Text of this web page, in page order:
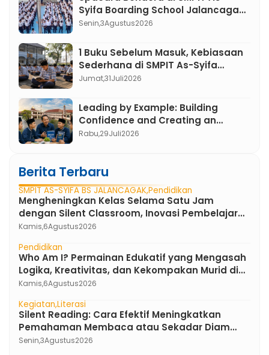
Syifa Boarding School Jalancagak:
Menumbuhkan Karakter Pemimpin
Senin,3Agustus2026
1 Buku Sebelum Masuk, Kebiasaan
Sederhana di SMPIT As-Syifa
Boarding School yang Mengubah
Jumat,31Juli2026
Leading by Example: Building
Confidence and Creating an
English Atmosphere in the First 3
Rabu,29Juli2026
Berita Terbaru
SMPIT AS-SYIFA BS JALANCAGAKPendidikan
Mengheningkan Kelas Selama Satu Jam
dengan Silent Classroom, Inovasi Pembelajaran
Bahasa Indonesia di SMPIT As-Syifa Boarding
Kamis,6Agustus2026
Pendidikan
Who Am I? Permainan Edukatif yang Mengasah
Logika, Kreativitas, dan Kekompakan Murid di
SMPIT As-Syifa Boarding School
Kamis,6Agustus2026
Kegiatan Literasi
Silent Reading: Cara Efektif Meningkatkan
Pemahaman Membaca atau Sekadar Diam
Tanpa Kata ?
Senin,3Agustus2026